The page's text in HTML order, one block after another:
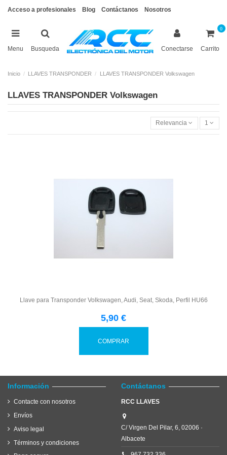
Acceso a profesionales Blog Contáctanos Nosotros
Menu Busqueda Conectarse
0
Carrito
Inicio LLAVES TRANSPONDER LLAVES TRANSPONDER Volkswagen
LLAVES TRANSPONDER Volkswagen
Relevancia 1
Llave para Transponder Volkswagen, Audi, Seat, Skoda, Perfil HU66
5,90 €
COMPRAR
Información
Contacte con nosotros
Envíos
Aviso legal
Términos y condiciones
Contáctanos
RCC LLAVES
C/ Virgen Del Pilar, 6, 02006 ·
Albacete